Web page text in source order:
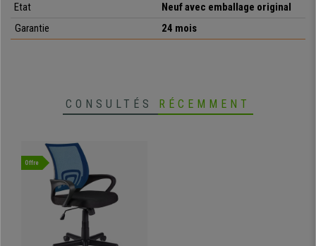
Etat
Neuf avec emballage original
Garantie
24 mois
CONSULTÉS RÉCEMMENT
Offre